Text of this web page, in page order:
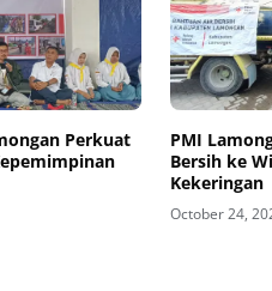
Perkuat
PMI
Bersih ke
Kekeringan
October 24,